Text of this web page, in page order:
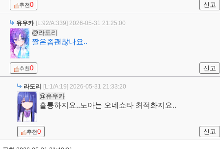
추천0 신고
유우카 [L:92/A:339] 2026-05-31 21:25:00
@라도리
짤은좀괜찮나요..
추천0 신고
라도리 [L:1/A:19] 2026-05-31 21:33:20
@유우카
훌륭하지요..노아는 오네쇼타 최적화지요..
추천0 신고